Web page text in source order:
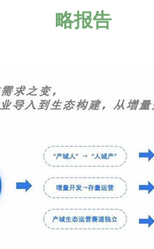
略报告